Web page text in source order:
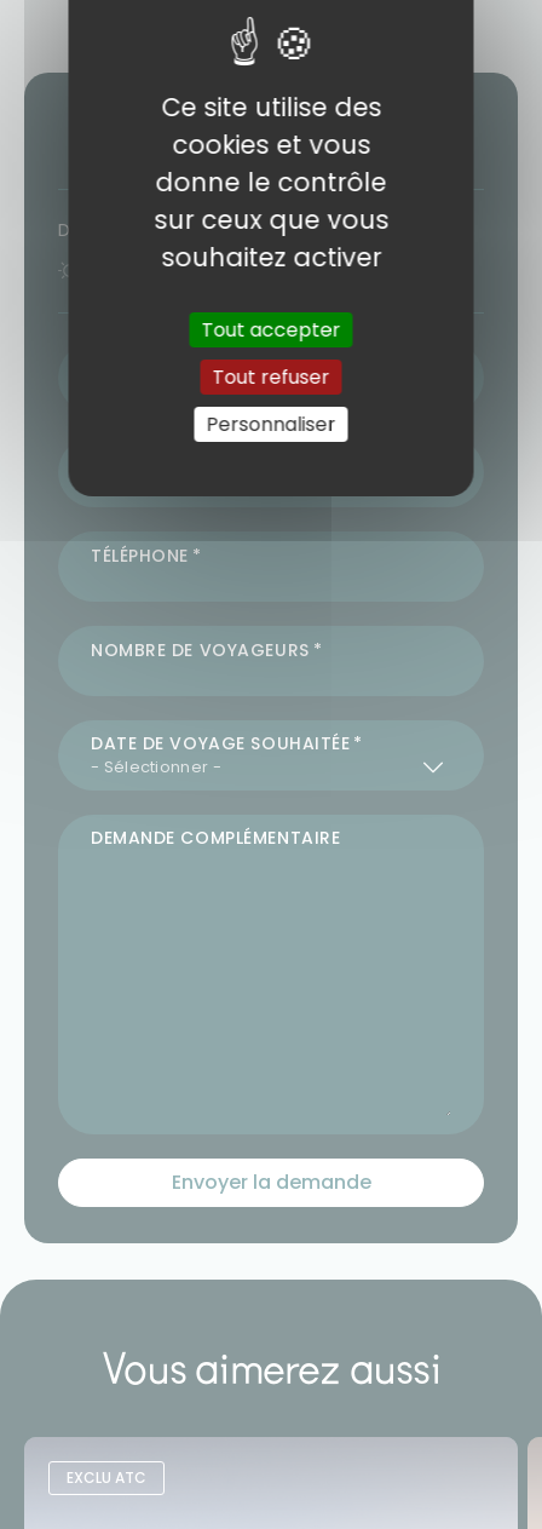
Réservez votre voyage
Durée
13 jours 10 nuits
NOM / PRÉNOM
TÉLÉPHONE
NOMBRE DE VOYAGEURS
DATE DE VOYAGE SOUHAITÉE
DEMANDE COMPLÉMENTAIRE
Vous aimerez aussi
EXCLU ATC
Ce site utilise des
cookies et vous
donne le contrôle
sur ceux que vous
souhaitez activer
Tout accepter
Tout refuser
Personnaliser